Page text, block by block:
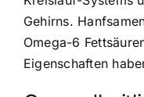
Gehirns.
Omega-6
Eigenschaften